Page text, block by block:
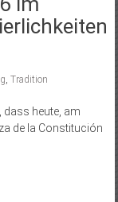
Tradition
dass heute, am
de la Constitución